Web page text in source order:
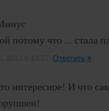
потому что ... стала
Ответить #
интересное! И что